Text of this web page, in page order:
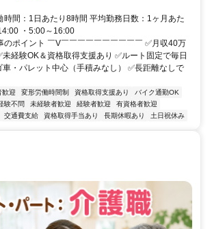
時間：1日あたり8時間 平均勤務日数：1ヶ月あた
・5:00～16:00
のポイント ￣V￣￣￣￣￣￣￣￣￣￣ ✅月収40万
未経験OK＆資格取得支援あり ✅ルート固定で毎日
車・パレット中心（手積みなし） ✅長距離なしで
歓迎 変形労働時間制 資格取得支援あり
バイク通勤OK
験不問 未経験者歓迎 経験者歓迎
有資格者歓迎
交通費支給 資格取得手当あり 長期休暇あり 土日祝休み